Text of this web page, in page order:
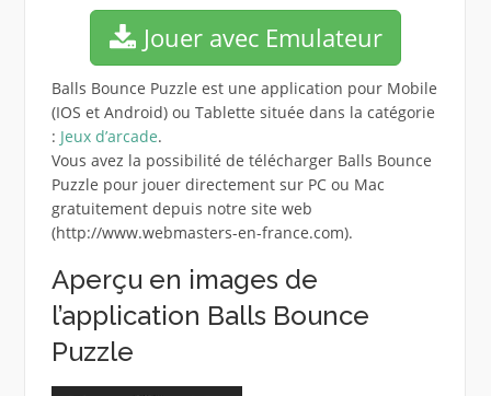
Jouer avec Emulateur
Balls Bounce Puzzle est une application pour Mobile
(IOS et Android) ou Tablette située dans la catégorie
: Jeux d’arcade.
Vous avez la possibilité de télécharger Balls Bounce
Puzzle pour jouer directement sur PC ou Mac
gratuitement depuis notre site web
(http://www.webmasters-en-france.com).
Aperçu en images de
l’application Balls Bounce
Puzzle